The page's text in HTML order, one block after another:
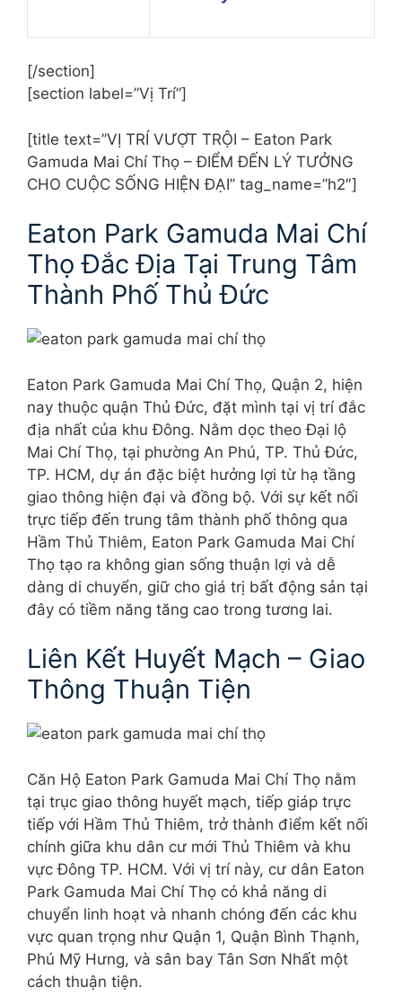
[/section]
[section label=”Vị Trí”]
[title text=”VỊ TRÍ VƯỢT TRỘI – Eaton Park
Gamuda Mai Chí Thọ – ĐIỂM ĐẾN LÝ TƯỞNG
CHO CUỘC SỐNG HIỆN ĐẠI” tag_name=”h2″]
Eaton Park Gamuda Mai Chí
Thọ Đắc Địa Tại Trung Tâm
Thành Phố Thủ Đức
Eaton Park Gamuda Mai Chí Thọ, Quận 2, hiện
nay thuộc quận Thủ Đức, đặt mình tại vị trí đắc
địa nhất của khu Đông. Nằm dọc theo Đại lộ
Mai Chí Thọ, tại phường An Phú, TP. Thủ Đức,
TP. HCM, dự án đặc biệt hưởng lợi từ hạ tầng
giao thông hiện đại và đồng bộ. Với sự kết nối
trực tiếp đến trung tâm thành phố thông qua
Hầm Thủ Thiêm, Eaton Park Gamuda Mai Chí
Thọ tạo ra không gian sống thuận lợi và dễ
dàng di chuyển, giữ cho giá trị bất động sản tại
đây có tiềm năng tăng cao trong tương lai.
Liên Kết Huyết Mạch – Giao
Thông Thuận Tiện
Căn Hộ Eaton Park Gamuda Mai Chí Thọ nằm
tại trục giao thông huyết mạch, tiếp giáp trực
tiếp với Hầm Thủ Thiêm, trở thành điểm kết nối
chính giữa khu dân cư mới Thủ Thiêm và khu
vực Đông TP. HCM. Với vị trí này, cư dân Eaton
Park Gamuda Mai Chí Thọ có khả năng di
chuyển linh hoạt và nhanh chóng đến các khu
vực quan trọng như Quận 1, Quận Bình Thạnh,
Phú Mỹ Hưng, và sân bay Tân Sơn Nhất một
cách thuận tiện.